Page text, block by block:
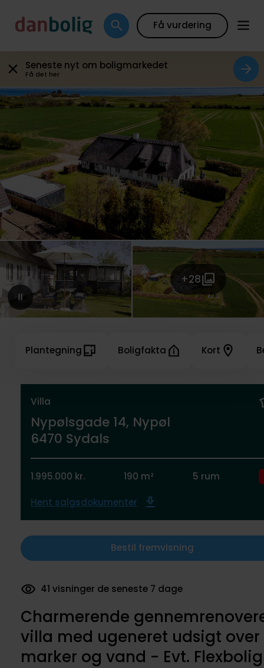
Få vurdering
Seneste nyt om boligmarkedet
Få det her
+28
Villa
Nypølsgade 14, Nypøl
6470 Sydals
1.995.000 kr. 190 m² 5 rum
Hent salgsdokumenter
Bestil fremvisning
Plantegning Boligfakta Kort
41 visninger de seneste 7 dage
Charmerende
villa med ugeneret udsigt over
marker og vand - Evt. Flexbolig
Galleri Plantegning Boligfakta Kort